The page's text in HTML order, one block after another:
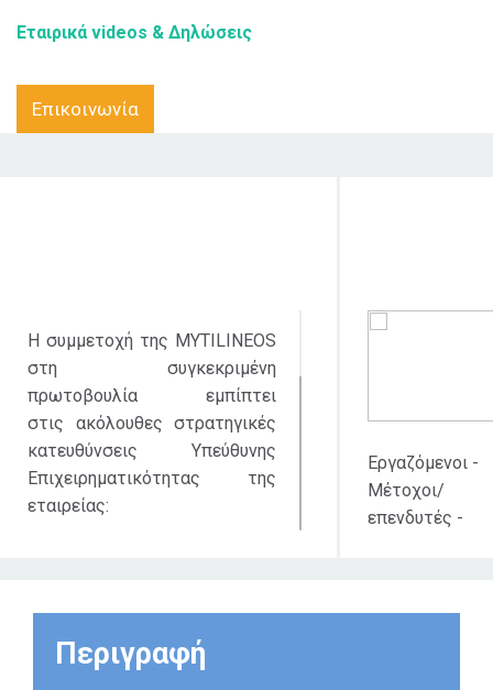
Εταιρικά videos & Δηλώσεις
Επικοινωνία
Η συμμετοχή της MYTILINEOS
στη συγκεκριμένη
πρωτοβουλία εμπίπτει
στις ακόλουθες στρατηγικές
κατευθύνσεις Υπεύθυνης
Επιχειρηματικότητας της
εταιρείας:
2. Ανάληψη πρωτοβουλιών για
την προσέλκυση επενδυτών
Εργαζόμενοι -
Μέτοχοι/
επενδυτές -
Περιγραφή